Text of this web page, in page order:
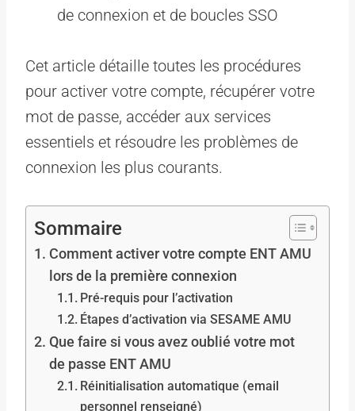
de connexion et de boucles SSO
Cet article détaille toutes les procédures
pour activer votre compte, récupérer votre
mot de passe, accéder aux services
essentiels et résoudre les problèmes de
connexion les plus courants.
Sommaire
Comment activer votre compte ENT AMU
lors de la première connexion
Pré-requis pour l’activation
Étapes d’activation via SESAME AMU
Que faire si vous avez oublié votre mot
de passe ENT AMU
Réinitialisation automatique (email
personnel renseigné)